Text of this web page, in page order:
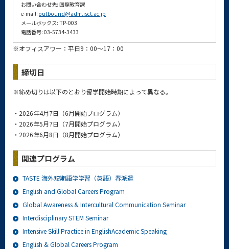
お問い合わせ先: 国際教育課
e-mail: outbound@adm.isct.ac.jp
メールボックス: TP-003
電話番号: 03-5734-3433
※オフィスアワー：平日9：00～17：00
締切日
※締め切りは以下のとおり留学開始時期によって異なる。
・2026年4月7日（6月開始プログラム）
・2026年5月7日（7月開始プログラム）
・2026年6月8日（8月開始プログラム）
関連プログラム
TASTE 海外短期語学学習（英語）春派遣
English and Global Careers Program
Global Awareness & Intercultural Communication Seminar
Interdisciplinary STEM Seminar
Intensive Skill Practice in EnglishAcademic Speaking
English & Global Careers Program